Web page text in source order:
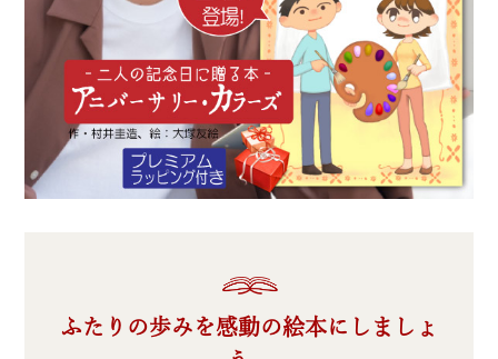
ふたりの歩みを感動の絵本にしましょ